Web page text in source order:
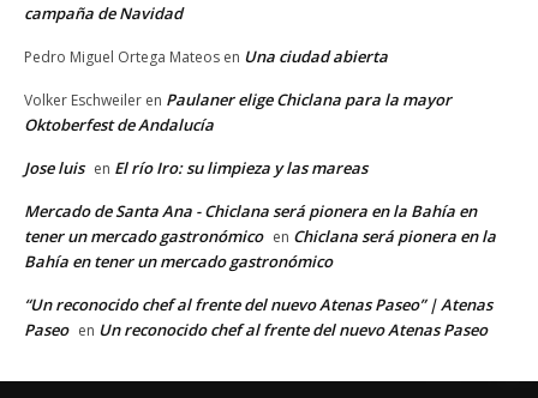
campaña de Navidad
Pedro Miguel Ortega Mateos en Una ciudad abierta
Volker Eschweiler en Paulaner elige Chiclana para la mayor
Oktoberfest de Andalucía
Jose luis en El río Iro: su limpieza y las mareas
Mercado de Santa Ana - Chiclana será pionera en la Bahía en
tener un mercado gastronómico en Chiclana será pionera en la
Bahía en tener un mercado gastronómico
“Un reconocido chef al frente del nuevo Atenas Paseo” | Atenas
Paseo en Un reconocido chef al frente del nuevo Atenas Paseo